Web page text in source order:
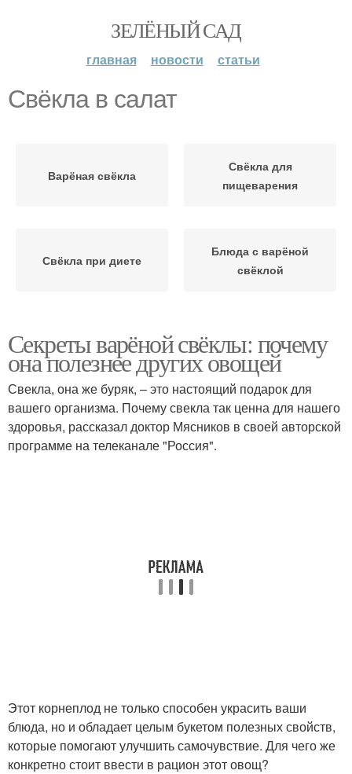
ЗЕЛЁНЫЙ САД
главная новости статьи
Свёкла в салат
Варёная свёкла
Свёкла для
пищеварения
Свёкла при диете
Блюда с варёной
свёклой
Секреты варёной свёклы: почему
она полезнее других овощей
Свекла, она же буряк, – это настоящий подарок для
вашего организма. Почему свекла так ценна для нашего
здоровья, рассказал доктор Мясников в своей авторской
программе на телеканале "Россия".
Этот корнеплод не только способен украсить ваши
блюда, но и обладает целым букетом полезных свойств,
которые помогают улучшить самочувствие. Для чего же
конкретно стоит ввести в рацион этот овощ?